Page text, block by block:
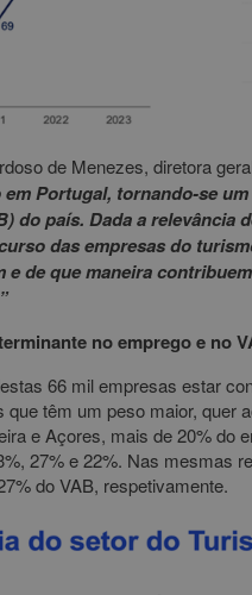
de Menezes, diretora
Portugal, tornando-se
do país. Dada a relevância
das empresas do
de que maneira
no emprego e no
66 mil empresas estar
têm um peso maior, quer
e Açores, mais de 20% do
27% e 22%. Nas mesmas
do VAB, respetivamente.